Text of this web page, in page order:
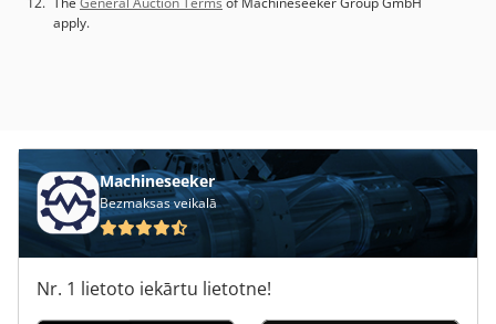
apply.
Machineseeker
Bezmaksas veikalā
Nr. 1 lietoto iekārtu lietotne!